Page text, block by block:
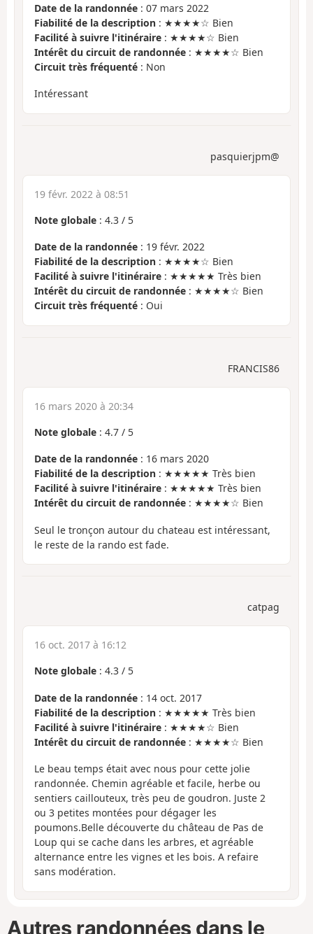
Date de la randonnée : 07 mars 2022
Fiabilité de la description : ★★★★☆ Bien
Facilité à suivre l'itinéraire : ★★★★☆ Bien
Intérêt du circuit de randonnée : ★★★★☆ Bien
Circuit très fréquenté : Non
Intéressant
pasquierjpm@
19 févr. 2022 à 08:51
Note globale : 4.3 / 5
Date de la randonnée : 19 févr. 2022
Fiabilité de la description : ★★★★☆ Bien
Facilité à suivre l'itinéraire : ★★★★★ Très bien
Intérêt du circuit de randonnée : ★★★★☆ Bien
Circuit très fréquenté : Oui
FRANCIS86
16 mars 2020 à 20:34
Note globale : 4.7 / 5
Date de la randonnée : 16 mars 2020
Fiabilité de la description : ★★★★★ Très bien
Facilité à suivre l'itinéraire : ★★★★★ Très bien
Intérêt du circuit de randonnée : ★★★★☆ Bien
Seul le tronçon autour du chateau est intéressant,
le reste de la rando est fade.
catpag
16 oct. 2017 à 16:12
Note globale : 4.3 / 5
Date de la randonnée : 14 oct. 2017
Fiabilité de la description : ★★★★★ Très bien
Facilité à suivre l'itinéraire : ★★★★☆ Bien
Intérêt du circuit de randonnée : ★★★★☆ Bien
Le beau temps était avec nous pour cette jolie
randonnée. Chemin agréable et facile, herbe ou
sentiers caillouteux, très peu de goudron. Juste 2
ou 3 petites montées pour dégager les
poumons.Belle découverte du château de Pas de
Loup qui se cache dans les arbres, et agréable
alternance entre les vignes et les bois. A refaire
sans modération.
Autres randonnées dans le